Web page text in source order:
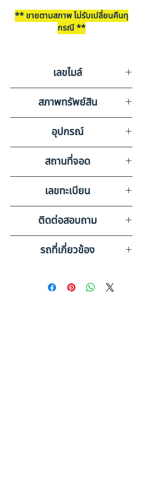
** ขายตามสภาพ ไม่รับเปลี่ยนคืนทุ
กรณี **
ภาษีมูลค่าเพิ่ม ค่าดำเนินการขาย ค่า
มัดจำเล่ม และค่าใช้จ่ายอื่น ๆ
เลขไมล์
41606
สภาพทรัพย์สิน
มีรอยขีดข่วนรอบคันตามสภาพ
การใช้งาน
อุปกรณ์
วิทยุ,ลำโพง,แบตเตอรี่,แอร์
สถานที่จอด
บริษัท สยามอินเตอร์การประมูล
จำกัด ชลบุรี
เลขทะเบียน
74-4384 สมุทรปราการ
ติดต่อสอบถาม
เบอร์ติดต่อฝ่ายขาย 098-253-
5968 หรือ 061-386-4375
รถที่เกี่ยวข้อง
กระบะดัมพ์ (2022) SK22-